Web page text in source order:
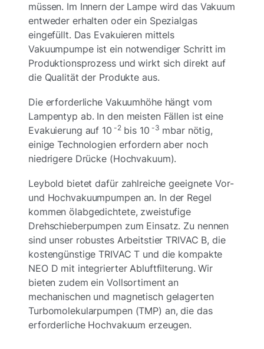
müssen. Im Innern der Lampe wird das Vakuum
entweder erhalten oder ein Spezialgas
eingefüllt. Das Evakuieren mittels
Vakuumpumpe ist ein notwendiger Schritt im
Produktionsprozess und wirkt sich direkt auf
die Qualität der Produkte aus.
Die erforderliche Vakuumhöhe hängt vom
Lampentyp ab. In den meisten Fällen ist eine
Evakuierung auf 10 -2bis 10 -3 mbar nötig,
einige Technologien erfordern aber noch
niedrigere Drücke (Hochvakuum).
Leybold bietet dafür zahlreiche geeignete Vor-
und Hochvakuumpumpen an. In der Regel
kommen ölabgedichtete, zweistufige
Drehschieberpumpen zum Einsatz. Zu nennen
sind unser robustes Arbeitstier TRIVAC B, die
kostengünstige TRIVAC T und die kompakte
NEO D mit integrierter Abluftfilterung. Wir
bieten zudem ein Vollsortiment an
mechanischen und magnetisch gelagerten
Turbomolekularpumpen (TMP) an, die das
erforderliche Hochvakuum erzeugen.